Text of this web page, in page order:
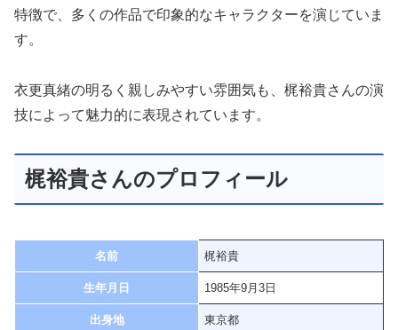
特徴で、多くの作品で印象的なキャラクターを演じていま
す。
衣更真緒の明るく親しみやすい雰囲気も、梶裕貴さんの演
技によって魅力的に表現されています。
梶裕貴さんのプロフィール
名前 梶裕貴
生年月日 1985年9月3日
出身地 東京都